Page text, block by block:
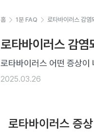
홈 1분 FAQ 로타바이러스 감염
로타바이러스 감
로타바이러스 어떤 증상이
2025.03.26
로타바이러스 증상